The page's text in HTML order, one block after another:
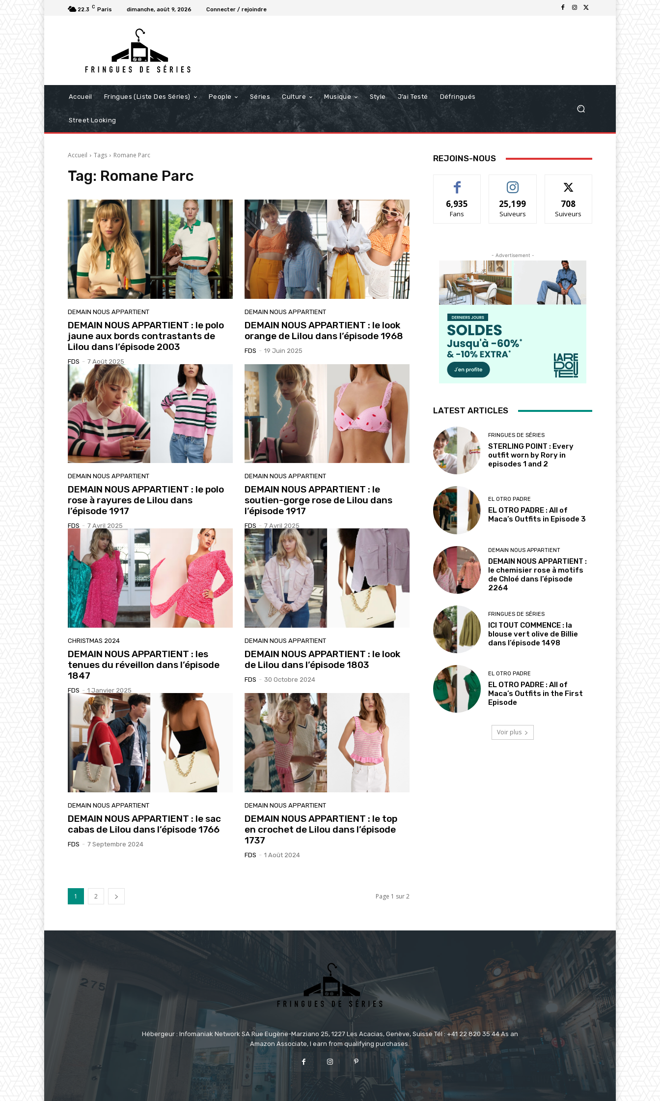
22.3 C Paris dimanche, août 9, 2026 Connecter / rejoindre
Accueil Fringues (Liste Des Séries) People Séries Culture Musique Style J’ai Testé Défringués
Street Looking
Accueil Tags Romane Parc
Tag: Romane Parc
DEMAIN NOUS APPARTIENT
DEMAIN NOUS APPARTIENT : le polo
jaune aux bords contrastants de
Lilou dans l’épisode 2003
FDS - 7 Août 2025
DEMAIN NOUS APPARTIENT
DEMAIN NOUS APPARTIENT : le look
orange de Lilou dans l’épisode 1968
FDS - 19 Juin 2025
DEMAIN NOUS APPARTIENT
DEMAIN NOUS APPARTIENT : le polo
rose à rayures de Lilou dans
l’épisode 1917
FDS - 7 Avril 2025
DEMAIN NOUS APPARTIENT
DEMAIN NOUS APPARTIENT : le
soutien-gorge rose de Lilou dans
l’épisode 1917
FDS - 7 Avril 2025
CHRISTMAS 2024
DEMAIN NOUS APPARTIENT : les
tenues du réveillon dans l’épisode
1847
FDS - 1 Janvier 2025
DEMAIN NOUS APPARTIENT
DEMAIN NOUS APPARTIENT : le look
de Lilou dans l’épisode 1803
FDS - 30 Octobre 2024
DEMAIN NOUS APPARTIENT
DEMAIN NOUS APPARTIENT : le sac
cabas de Lilou dans l’épisode 1766
FDS - 7 Septembre 2024
DEMAIN NOUS APPARTIENT
DEMAIN NOUS APPARTIENT : le top
en crochet de Lilou dans l’épisode
1737
FDS - 1 Août 2024
1 2 Page 1 sur 2
REJOINS-NOUS
6,935
Fans
25,199
Suiveurs
708
Suiveurs
- Advertisement -
LATEST ARTICLES
FRINGUES DE SÉRIES
STERLING POINT : Every
outfit worn by Rory in
episodes 1 and 2
EL OTRO PADRE
EL OTRO PADRE : All of
Maca’s Outfits in Episode 3
DEMAIN NOUS APPARTIENT
DEMAIN NOUS APPARTIENT :
le chemisier rose à motifs
de Chloé dans l’épisode
2264
FRINGUES DE SÉRIES
ICI TOUT COMMENCE : la
blouse vert olive de Billie
dans l’épisode 1498
EL OTRO PADRE
EL OTRO PADRE : All of
Maca’s Outfits in the First
Episode
Voir plus
Hébergeur : Infomaniak Network SA Rue Eugène-Marziano 25, 1227 Les Acacias, Genève, Suisse Tél : +41 22 820 35 44 As an
Amazon Associate, I earn from qualifying purchases.